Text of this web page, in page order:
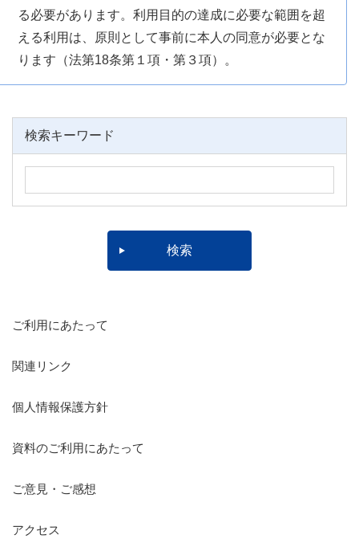
る必要があります。利用目的の達成に必要な範囲を超
える利用は、原則として事前に本人の同意が必要とな
ります（法第18条第１項・第３項）。
検索キーワード
ご利用にあたって
関連リンク
個人情報保護方針
資料のご利用にあたって
ご意見・ご感想
アクセス